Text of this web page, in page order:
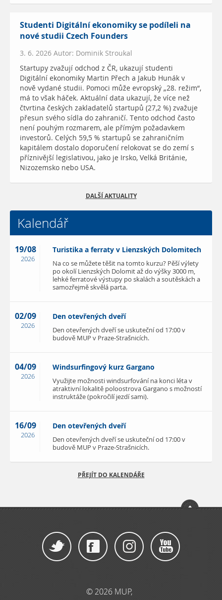
Studenti Digitální ekonomiky se podíleli na
nové studii Czech Founders
3. 6. 2026 Autor: Dominik Stroukal
Startupy zvažují odchod z ČR, ukazují studenti
Digitální ekonomiky Martin Přech a Jakub Hunák v
nově vydané studii. Pomoci může evropský „28. režim“,
má to však háček. Aktuální data ukazují, že více než
čtvrtina českých zakladatelů startupů (27,2 %) zvažuje
přesun svého sídla do zahraničí. Tento odchod často
není pouhým rozmarem, ale přímým požadavkem
investorů. Celých 59,5 % startupů se zahraničním
kapitálem dostalo doporučení relokovat se do zemí s
příznivější legislativou, jako je Irsko, Velká Británie,
Nizozemsko nebo USA.
DALŠÍ AKTUALITY
Kalendář
19/08
2026
Turistika a ferraty v Lienzských Dolomitech
Na co se můžete těšit na tomto kurzu? Pěší výlety
po okolí Lienzských Dolomit až do výšky 3000 m,
lehké ferratové výstupy po skalách a soutěskách a
samozřejmě skvělá parta.
02/09
2026
Den otevřených dveří
Den otevřených dveří se uskuteční od 17:00 v
budově MUP v Praze-Strašnicích.
04/09
2026
Windsurfingový kurz Gargano
Využijte možnosti windsurfování na konci léta v
atraktivní lokalitě poloostrova Gargano s možností
instruktáže (pokročilí jezdí sami).
16/09
2026
Den otevřených dveří
Den otevřených dveří se uskuteční od 17:00 v
budově MUP v Praze-Strašnicích.
PŘEJÍT DO KALENDÁŘE
© 2026 MUP,